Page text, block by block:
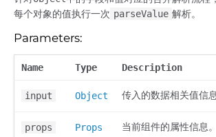
每个对象的值执行一次 parseValue 解析。
Parameters:
Name Type Description
input Object 传入的数据相关值信息
props Props 当前组件的属性信息。